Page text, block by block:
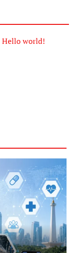
Hello world!